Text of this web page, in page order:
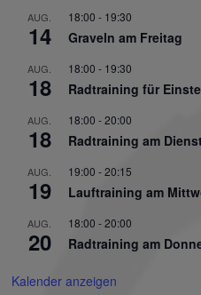
AUG.
14
18:00 - 19:30
Graveln am Freitag
AUG.
18
18:00 - 19:30
Radtraining für
AUG.
18
18:00 -20:00
Radtraining am
AUG.
19
19:00 -20:15
Lauftraining am
AUG.
20
18:00 -20:00
Radtraining am
Kalender anzeigen